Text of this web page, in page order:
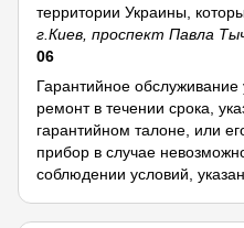
территории Украины,
г.Киев, проспект Павла
06
Гарантийное обслуживание
ремонт в течении срока,
гарантийном талоне, или
прибор в случае
соблюдении условий,